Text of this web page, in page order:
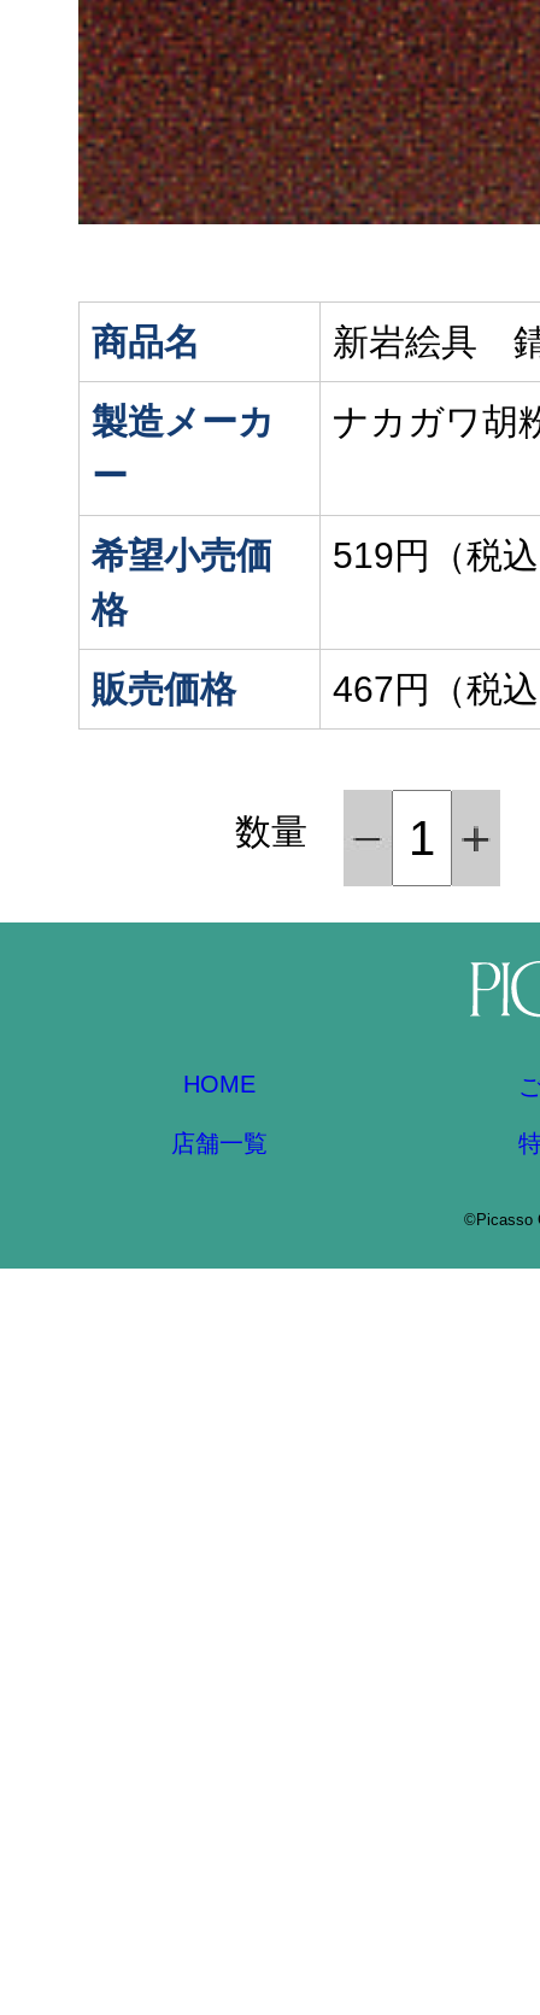
商品名
新岩絵具
製造メーカ
ー
ナカガワ胡
希望小売価
格
519円（税
販売価格 467円（税
数量
HOME
店舗一覧
©Picasso